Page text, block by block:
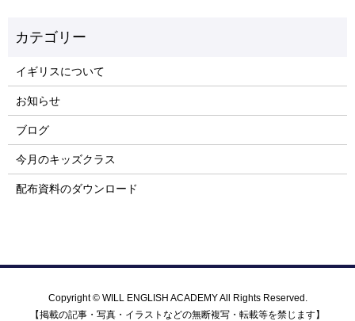
イギリスについて
お知らせ
ブログ
今月のキッズクラス
配布資料のダウンロード
Copyright © WILL ENGLISH ACADEMY All Rights Reserved.
【掲載の記事・写真・イラストなどの無断複写・転載等を禁じます】